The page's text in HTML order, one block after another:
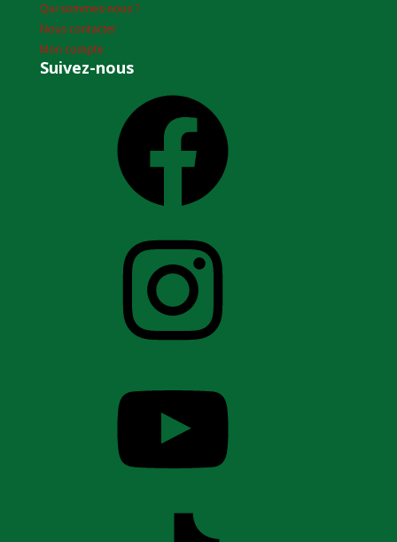
Qui sommes-nous ?
Nous contacter
Mon compte
Suivez-nous